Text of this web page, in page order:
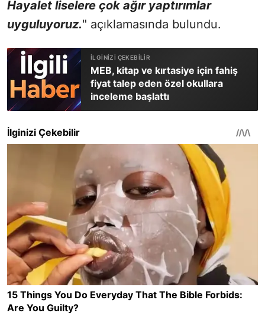
Hayalet liselere çok ağır yaptırımlar
uyguluyoruz." açıklamasında bulundu.
MEB, kitap ve kırtasiye için fahiş
fiyat talep eden özel okullara
inceleme başlattı